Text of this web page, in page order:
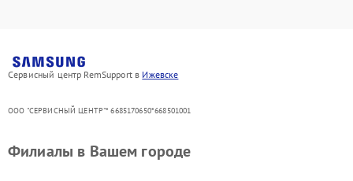
Сервисный центр RemSupport в Ижевске
ООО "СЕРВИСНЫЙ ЦЕНТР"* 6685170650*668501001
Филиалы в Вашем городе